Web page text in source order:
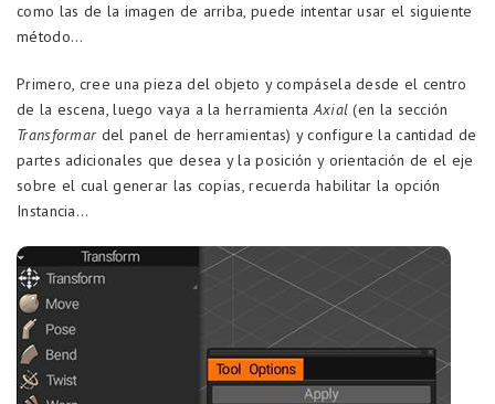
como las de la imagen de arriba, puede intentar usar el siguiente
método…
Primero, cree una pieza del objeto y compásela desde el centro
de la escena, luego vaya a la herramientaAxial (en la sección
Transformardel panel de herramientas) y configure la cantidad de
partes adicionales que desea y la posición y orientación de el eje
sobre el cual generar las copias, recuerda habilitar la opción
Instancia…